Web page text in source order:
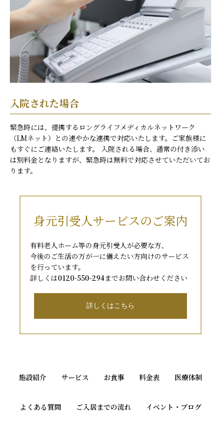
入院された場合
緊急時には、提携するロングライフメディカルネットワーク
（LMネット）との速やかな連携で対応いたします。ご家族様に
もすぐにご連絡いたします。 入院される場合、通常の付き添い
は別料金となりますが、緊急時は無料で対応させていただいてお
ります。
身元引受人サービスのご案内
有料老人ホーム等の身元引受人が必要な方、
今後のご生活の万が一に備えたい方向けのサービス
を行っています。
詳しくは0120-550-294までお問い合わせください
詳しくはこちら
施設紹介 サービス お食事 料金表 医療体制
よくある質問 ご入居までの流れ イベント・ブログ